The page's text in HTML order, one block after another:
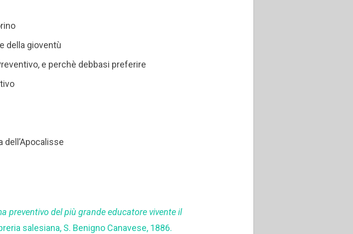
della gioventù
e perchè debbasi preferire
dell’Apocalisse
preventivo del più grande educatore vivente il
salesiana, S. Benigno Canavese, 1886.